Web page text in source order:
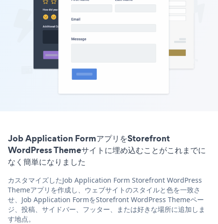
Job Application FormアプリをStorefront
WordPress Themeサイトに埋め込むことがこれまでに
なく簡単になりました
カスタマイズしたJob Application Form Storefront WordPress
Themeアプリを作成し、ウェブサイトのスタイルと色を一致さ
せ、Job Application FormをStorefront WordPress Themeペー
ジ、投稿、サイドバー、フッター、または好きな場所に追加しま
す地点。